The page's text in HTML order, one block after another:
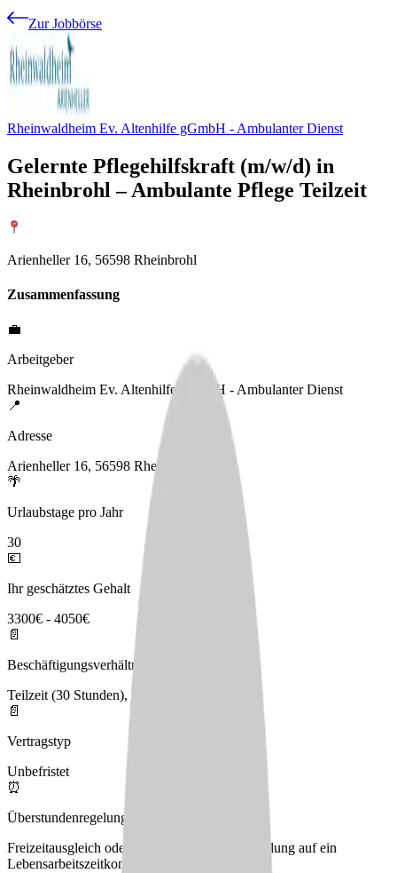
Zur Jobbörse
Rheinwaldheim Ev. Altenhilfe gGmbH - Ambulanter Dienst
Gelernte Pflegehilfskraft (m/w/d) in
Rheinbrohl – Ambulante Pflege Teilzeit
Arienheller 16, 56598 Rheinbrohl
Zusammenfassung
💼
Arbeitgeber
Rheinwaldheim Ev. Altenhilfe gGmbH - Ambulanter Dienst
📍
Adresse
Arienheller 16, 56598 Rheinbrohl
🌴
Urlaubstage pro Jahr
30
💶
Ihr geschätztes Gehalt
3300€ - 4050€
📄
Beschäftigungsverhältnis
Teilzeit (30 Stunden), Vollzeit (39 Stunden)
📄
Vertragstyp
Unbefristet
⏰
Überstundenregelung
Freizeitausgleich oder Auszahlung oder Einzahlung auf ein
Lebensarbeitszeitkonto